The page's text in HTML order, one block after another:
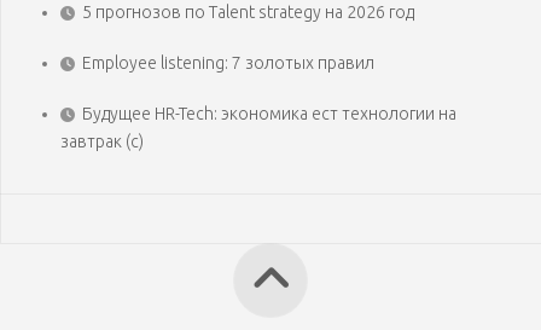
5 прогнозов по Talent strategy на 2026 год
Employee listening: 7 золотых правил
Будущее HR-Tech: экономика ест технологии на
завтрак (с)